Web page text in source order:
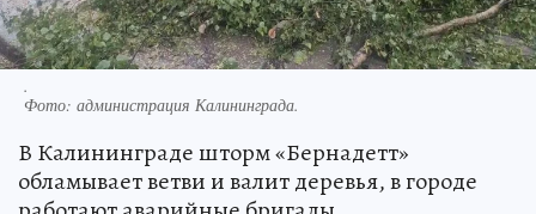
.
Фото: администрация Калининграда.
В Калининграде шторм «Бернадетт»
обламывает ветви и валит деревья, в городе